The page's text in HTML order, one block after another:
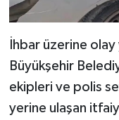
İhbar üzerine olay
Büyükşehir
ekipleri ve polis
yerine ulaşan